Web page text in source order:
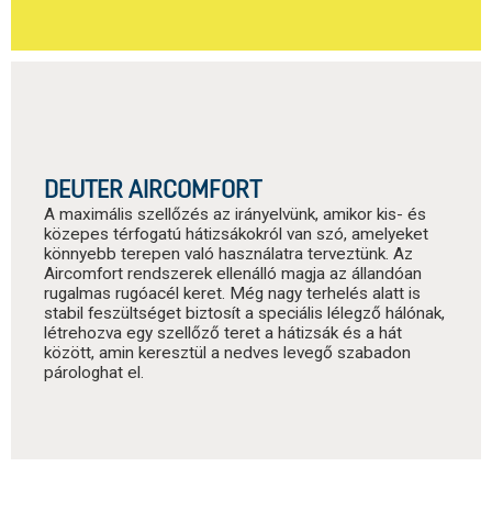
DEUTER AIRCOMFORT
A maximális szellőzés az irányelvünk, amikor kis- és
közepes térfogatú hátizsákokról van szó, amelyeket
könnyebb terepen való használatra terveztünk. Az
Aircomfort rendszerek ellenálló magja az állandóan
rugalmas rugóacél keret. Még nagy terhelés alatt is
stabil feszültséget biztosít a speciális lélegző hálónak,
létrehozva egy szellőző teret a hátizsák és a hát
között, amin keresztül a nedves levegő szabadon
párologhat el.